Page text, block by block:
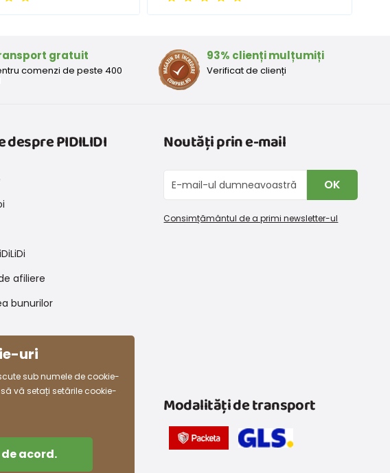
gratuit
comenzi de peste 400
93% clienți mulțumiți
Verificat de clienți
despre PIDILIDI
afiliere
bunurilor
Noutăți prin e-mail
OK
Consimțământul de a primi newsletter-ul
plată Modalități de transport
uri
sub numele de cookie-
vă setați setările cookie-
acord.